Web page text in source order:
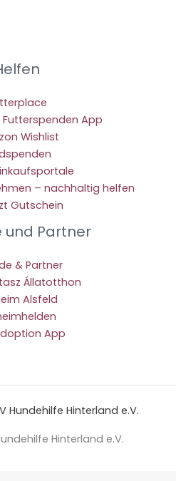
Futterspenden App
Wishlist
– nachhaltig helfen
Gutschein
und Partner
& Partner
Állatotthon
Alsfeld
App
Hundehilfe Hinterland e.V.
Hinterland e.V.